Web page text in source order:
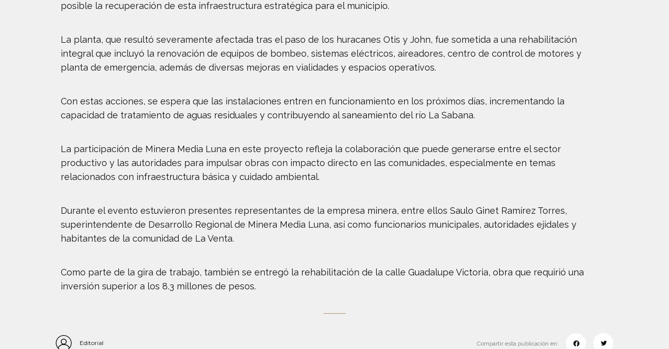
posible la recuperación de esta infraestructura estratégica para el municipio.
La planta, que resultó severamente afectada tras el paso de los huracanes Otis y John, fue sometida a una rehabilitación
integral que incluyó la renovación de equipos de bombeo, sistemas eléctricos, aireadores, centro de control de motores y
planta de emergencia, además de diversas mejoras en vialidades y espacios operativos.
Con estas acciones, se espera que las instalaciones entren en funcionamiento en los próximos días, incrementando la
capacidad de tratamiento de aguas residuales y contribuyendo al saneamiento del río La Sabana.
La participación de Minera Media Luna en este proyecto refleja la colaboración que puede generarse entre el sector
productivo y las autoridades para impulsar obras con impacto directo en las comunidades, especialmente en temas
relacionados con infraestructura básica y cuidado ambiental.
Durante el evento estuvieron presentes representantes de la empresa minera, entre ellos Saulo Ginet Ramírez Torres,
superintendente de Desarrollo Regional de Minera Media Luna, así como funcionarios municipales, autoridades ejidales y
habitantes de la comunidad de La Venta.
Como parte de la gira de trabajo, también se entregó la rehabilitación de la calle Guadalupe Victoria, obra que requirió una
inversión superior a los 8.3 millones de pesos.
Editorial Compartir esta publicación en: